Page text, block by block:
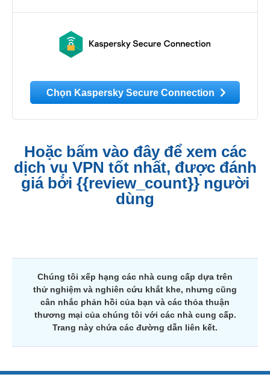
Chọn Kaspersky Secure Connection
Hoặc bấm vào đây để xem các
dịch vụ VPN tốt nhất, được đánh
giá bởi {{review_count}} người
dùng
Chúng tôi xếp hạng các nhà cung cấp dựa trên
thử nghiệm và nghiên cứu khắt khe, nhưng cũng
cân nhắc phản hồi của bạn và các thỏa thuận
thương mại của chúng tôi với các nhà cung cấp.
Trang này chứa các đường dẫn liên kết.